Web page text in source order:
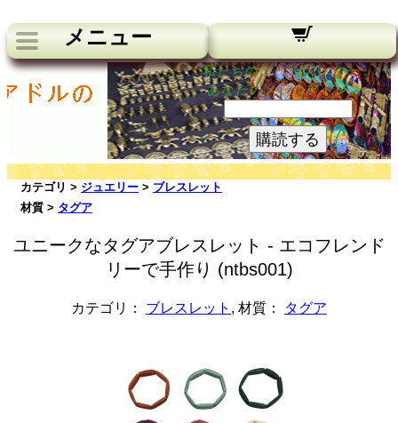
メニュー
私たちのニュースレター：
あなたのメールアドレス:
購読する
カテゴリ > ジュエリー > ブレスレット
材質 > タグア
ユニークなタグアブレスレット - エコフレンド
リーで手作り (ntbs001)
カテゴリ： ブレスレット , 材質： タグア